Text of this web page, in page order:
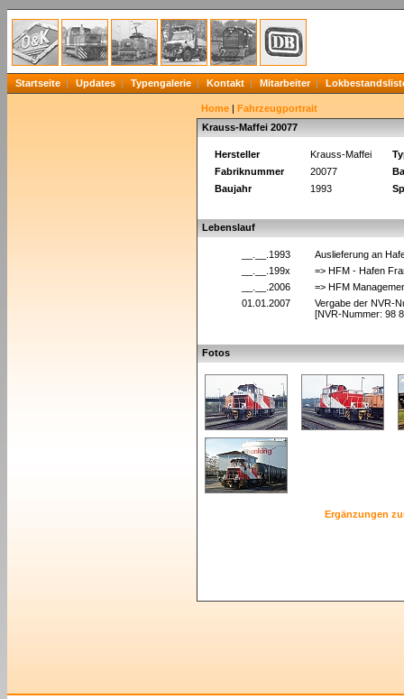
Startseite Updates Typengalerie Kontakt Mitarbeiter
Home | Fahrzeugportrait
Krauss-Maffei 20077
Hersteller Krauss-Maffei
Fabriknummer
20077
Baujahr
1993
Lebenslauf
__.__.1993
Auslieferung an
__.__.199x
=> HFM - Hafen
__.__.2006
=> HFM
01.01.2007
Vergabe der NVR-
[NVR-Nummer: 98
Fotos
Ergänzungen